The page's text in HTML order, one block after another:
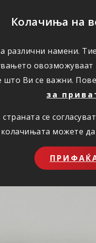
Колачиња на
различни намени.
што Ви се важни.
за
се
колачињата можете да
КОРИСНО